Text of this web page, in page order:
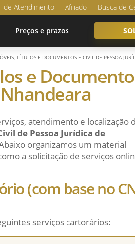
de Atendimento Afiliado Busca de
Preços e prazos
TÍTULOS E DOCUMENTOS E CIVIL DE PESSOA
e
atendimento e localização
de Pessoa Jurídica de
organizamos um material
a solicitação de serviços
(com base no
serviços cartorários: